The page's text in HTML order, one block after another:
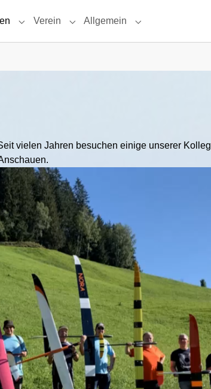
Submenu for "Vereinsleben"
Verein
Submenu for "Verein"
Allgemein
Submenu for
vielen Jahren besuchen einige unserer